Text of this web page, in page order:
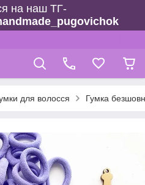
на наш ТГ-
для волосся Гумка